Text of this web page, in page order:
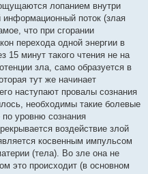
лопанием внутри
информационный поток (злая
что при сгорании
перехода одной энергии в
15 минут такого чтения не на
зла, само образуется в
тут же начинает
наступают провалы сознания
необходимы такие болевые
уровню сознания
воздействие злой
косвенным импульсом
(тела). Во зле она не
это происходит (в основном